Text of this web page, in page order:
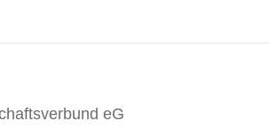
eG